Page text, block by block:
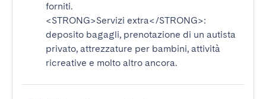
forniti.
<STRONG>Servizi extra</STRONG>:
deposito bagagli, prenotazione di un autista
privato, attrezzature per bambini, attività
ricreative e molto altro ancora.